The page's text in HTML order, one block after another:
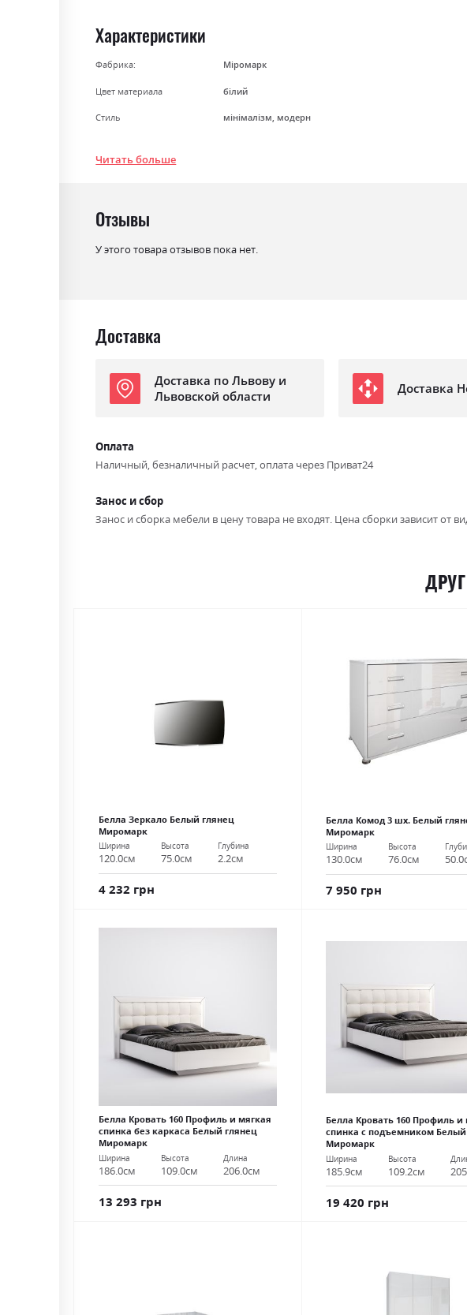
beginning
of
the
gallery
Характеристики
Фабрика: Міромарк
Цвет материала білий
Стиль мінімалізм, модерн
Читать больше
Отзывы
У этого товара отзывов пока нет.
Доставка
Доставка по Львову и
Львовской области
Доставка
Оплата
Наличный, безналичный расчет, оплата через Приват24
Занос и сбор
Занос и сборка мебели в цену товара не входят. Цена сборки зависит от
Белла Зеркало Белый глянец
Миромарк
Ширина
120.0см
Высота
75.0см
Глубина
2.2см
4 232 грн
Белла Комод 3 шх. Белый
Миромарк
Ширина
130.0см
Высота
76.0см
7 950 грн
Белла Кровать 160 Профиль и мягкая
спинка без каркаса Белый глянец
Миромарк
Ширина
186.0см
Высота
109.0см
Длина
206.0см
13 293 грн
Белла Кровать 160 Профиль и
спинка с подъемником Белый
Миромарк
Ширина
185.9см
Высота
109.2см
19 420 грн